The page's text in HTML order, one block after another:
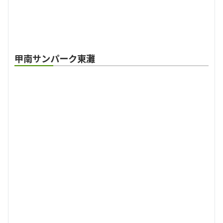
甲南サンパーク東灘